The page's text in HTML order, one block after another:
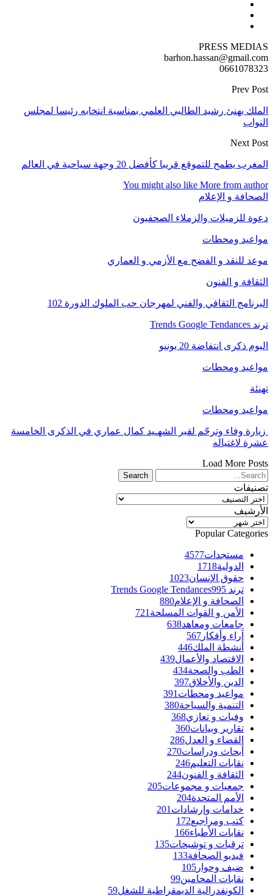
PRESS MEDIAS
barhon.hassan@gmail.com
0661078323
Prev Post
الملك يهنئ رشيد الطالبي العلمي بمناسبة انتخابه رئيسا لمجلس
النواب
Next Post
المغرب يطمح للتموقع قريبا كأفضل 20 وجهة سياحية في العالم
You might also like More from author
الصحافة و الإعلام
دعوة للزميلات والزملاء الصحفيون
مواعيد ومحطات
موعد للنقد و الفضح مع الأزمي و العماري
الثقافة و الفنون
البرنامج الثقافي والفني لمهرجان حب الملوك الدورة 102
ترند Trends Google Tendances
اليوم ذكرى انتفاضة 20 يونيو
مواعيد ومحطات
تهنئة
مواعيد ومحطات
زيارة وفاء وترحّم لقبر الشهـيد كمال عماري في الذكرى الخامسة
عشرة لاغتياله
Load More Posts
تصنيفات
تصنيفات
الأرشيف
الأرشيف
Popular Categories
مستجدات4577
الدولية1718
حقوق الإنسان1023
ترند Trends Google Tendances 995
الصحافة و الإعلام880
الأمن و القوات المسلحة 721
جامعات ومعاهد638
آراء وأفكار 567
أنشطة الملك446
الاقتصاد والأعمال439
الطب والصحة434
الدين والأخلاق397
مواعيد ومحطات 391
التنمية والسياحة380
وفيات و تعازي368
تقارير وبيانات360
القضاء و العدل286
أبحاث ودراسات270
نقابات التعليم246
الثقافة و الفنون244
جمعيات و مجموعات205
الأمم المتحدة204
خدامات وإرشادات 201
كتب ومراجيع172
نقابات الأطباء166
ترقيات و توشيحات135
فيديو الصحافة133
ضيف وحوار 105
نقابات المحامين99
الكونفدرالية الديمقراطية للشغل59